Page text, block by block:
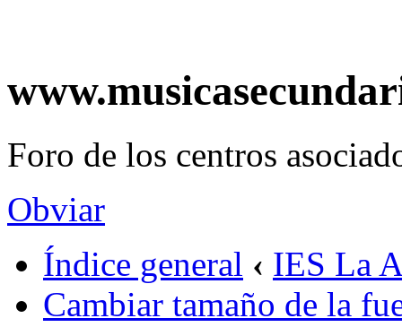
Foro de los centros
Obviar
Índice general ‹ IES La
Cambiar tamaño de la